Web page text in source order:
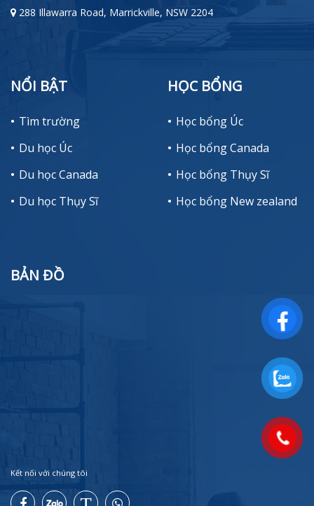
288 Illawarra Road, Marrickville, NSW 2204
NỔI BẬT
Tìm trường
Du học Úc
Du học Canada
Du học Thụy Sĩ
HỌC BỔNG
Học bổng Úc
Học bổng Canada
Học bổng Thụy Sĩ
Học bổng New zealand
BẢN ĐỒ
Kết nối với chúng tôi